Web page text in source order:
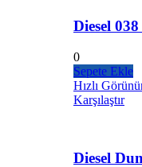
Diesel
0
Sepete Ekle
Hızlı
Karşılaştır
Diesel